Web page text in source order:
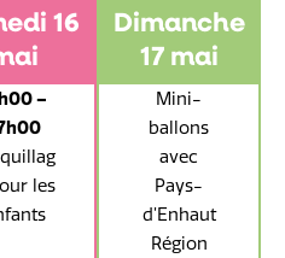
16
–
les
Dimanche
17 mai
Mini-
ballons
avec
Pays-
d’Enhaut
Région